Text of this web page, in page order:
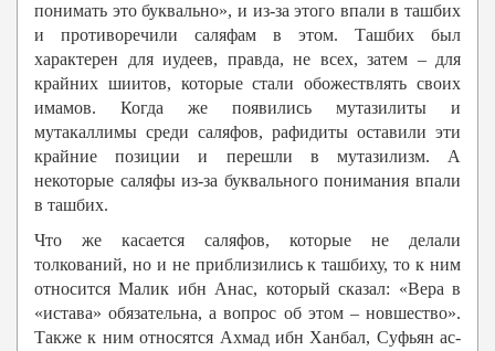
понимать это буквально», и из-за этого впали в ташбих
и противоречили саляфам в этом. Ташбих был
характерен для иудеев, правда, не всех, затем – для
крайних шиитов, которые стали обожествлять своих
имамов. Когда же появились мутазилиты и
мутакаллимы среди саляфов, рафидиты оставили эти
крайние позиции и перешли в мутазилизм. А
некоторые саляфы из-за буквального понимания впали
в ташбих.
Что же касается саляфов, которые не делали
толкований, но и не приблизились к ташбиху, то к ним
относится Малик ибн Анас, который сказал: «Вера в
«истава» обязательна, а вопрос об этом – новшество».
Также к ним относятся Ахмад ибн Ханбал, Суфьян ас-